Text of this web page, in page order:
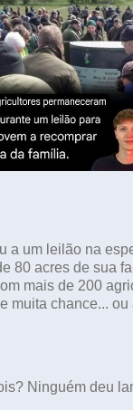
a um leilão na
80 acres de sua
mais de 200
muita chance... ou
Ninguém deu